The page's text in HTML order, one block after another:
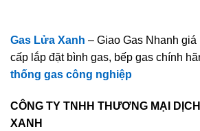
Gas Lửa Xanh – Giao Gas Nhanh
cấp lắp đặt bình gas, bếp gas chính
thống gas công nghiệp
CÔNG TY TNHH THƯƠNG MẠI
XANH